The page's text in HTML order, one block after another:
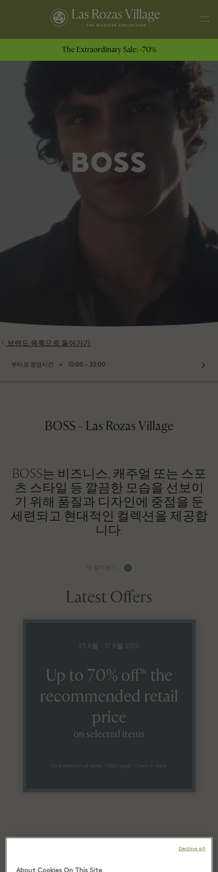
The Extraordinary Sale: -70%
브랜드 목록으로 돌아가기
부티크 영업시간 ⬩ 10:00 – 22:00
BOSS - Las Rozas Village
BOSS는 비즈니스, 캐주얼 또는 스포
츠 스타일 등 깔끔한 모습을 선보이
기 위해 품질과 디자인에 중점을 둔
세련되고 현대적인 컬렉션을 제공합
니다.
더 알아보기
Latest Offers
25 6월 - 17 8월 2026
Up to 70% off* the
recommended retail
price
on selected items
On a selection of items. *T&Cs apply. Check in store.
Decline all